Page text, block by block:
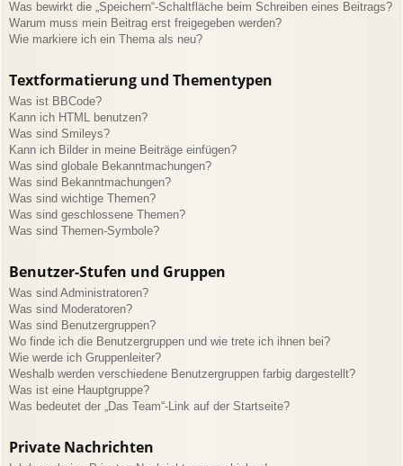
Was bewirkt die „Speichern“-Schaltfläche beim Schreiben eines Beitrags?
Warum muss mein Beitrag erst freigegeben werden?
Wie markiere ich ein Thema als neu?
Textformatierung und Thementypen
Was ist BBCode?
Kann ich HTML benutzen?
Was sind Smileys?
Kann ich Bilder in meine Beiträge einfügen?
Was sind globale Bekanntmachungen?
Was sind Bekanntmachungen?
Was sind wichtige Themen?
Was sind geschlossene Themen?
Was sind Themen-Symbole?
Benutzer-Stufen und Gruppen
Was sind Administratoren?
Was sind Moderatoren?
Was sind Benutzergruppen?
Wo finde ich die Benutzergruppen und wie trete ich ihnen bei?
Wie werde ich Gruppenleiter?
Weshalb werden verschiedene Benutzergruppen farbig dargestellt?
Was ist eine Hauptgruppe?
Was bedeutet der „Das Team“-Link auf der Startseite?
Private Nachrichten